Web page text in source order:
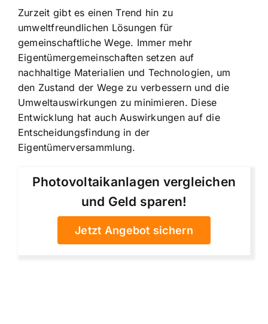
Zurzeit gibt es einen Trend hin zu
umweltfreundlichen Lösungen für
gemeinschaftliche Wege. Immer mehr
Eigentümergemeinschaften setzen auf
nachhaltige Materialien und Technologien, um
den Zustand der Wege zu verbessern und die
Umweltauswirkungen zu minimieren. Diese
Entwicklung hat auch Auswirkungen auf die
Entscheidungsfindung in der
Eigentümerversammlung.
Photovoltaikanlagen vergleichen
und Geld sparen!
Jetzt Angebot sichern